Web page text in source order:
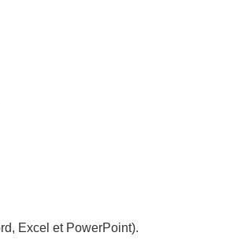
Excel et PowerPoint).